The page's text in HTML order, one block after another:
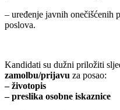
– uređenje javnih onečišćenih
poslova.
Kandidati su dužni priložiti
zamolbu/prijavu za posao:
– životopis
– preslika osobne iskaznice